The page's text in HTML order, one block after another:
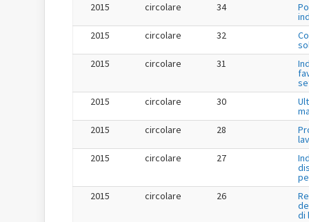
2015
circolare 34
2015
circolare 32
2015
circolare 31
2015
circolare 30
2015
circolare 28
2015
circolare 27
2015
circolare 26
di